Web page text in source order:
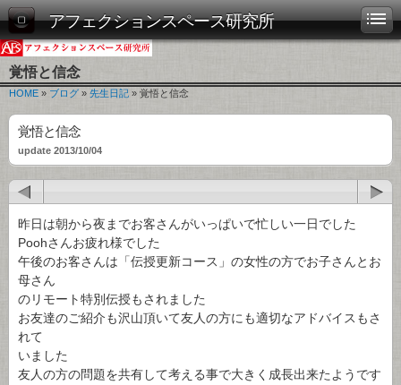
アフェクションスペース研究所
覚悟と信念
HOME » ブログ » 先生日記 » 覚悟と信念
覚悟と信念
update 2013/10/04
昨日は朝から夜までお客さんがいっぱいで忙しい一日でした
Poohさんお疲れ様でした
午後のお客さんは「伝授更新コース」の女性の方でお子さんとお
母さん
のリモート特別伝授もされました
お友達のご紹介も沢山頂いて友人の方にも適切なアドバイスもさ
れて
いました
友人の方の問題を共有して考える事で大きく成長出来たようです